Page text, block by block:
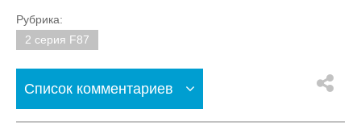
Рубрика:
2 серия F87
Список комментариев